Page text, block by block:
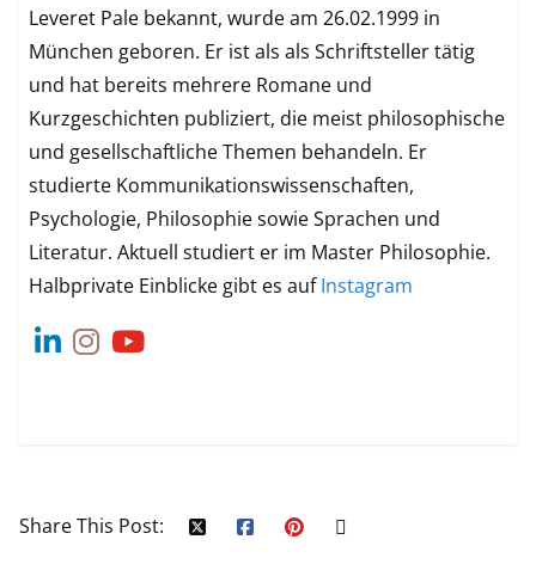
Leveret Pale bekannt, wurde am 26.02.1999 in
München geboren. Er ist als als Schriftsteller tätig
und hat bereits mehrere Romane und
Kurzgeschichten publiziert, die meist philosophische
und gesellschaftliche Themen behandeln. Er
studierte Kommunikationswissenschaften,
Psychologie, Philosophie sowie Sprachen und
Literatur. Aktuell studiert er im Master Philosophie.
Halbprivate Einblicke gibt es aufInstagram
Share This Post: